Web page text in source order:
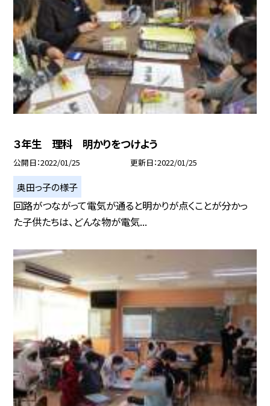
３年生 理科 明かりをつけよう
公開日 2022/01/25 更新日 2022/01/25
奥田っ子の様子
回路がつながって電気が通ると明かりが点くことが分かっ
た子供たちは、どんな物が電気...